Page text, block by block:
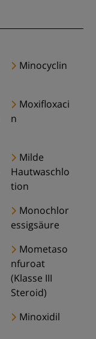
Minocyclin
Moxifloxaci
n
Milde
Hautwaschlo
tion
Monochlor
essigsäure
Mometaso
nfuroat
(Klasse III
Steroid)
Minoxidil